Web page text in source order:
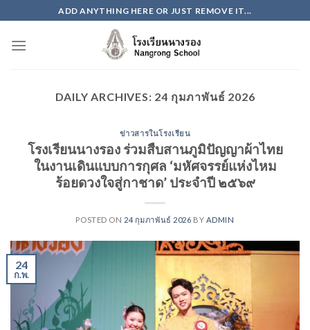
to
content
ADD ANYTHING HERE OR JUST REMOVE IT...
DAILY ARCHIVES: 24 กุมภาพันธ์ 2026
ข่าวสารในโรงเรียน
โรงเรียนนางรอง ร่วมสืบสานภูมิปัญญาผ้าไทย
ในงานเดินแบบการกุศล ‘มหัศจรรย์แห่งไหม
ร้อยดวงใจสู่กาชาด’ ประจำปี ๒๕๖๙
POSTED ON 24 กุมภาพันธ์ 2026 BY ADMIN
24
ก.พ.